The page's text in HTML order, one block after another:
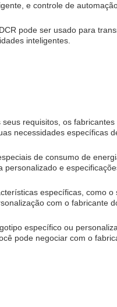
e controle de
pode ser usado para
inteligentes.
requisitos, os
necessidades específicas
de consumo de
e
específicas, como
com o fabricante
específico ou
pode negociar com o